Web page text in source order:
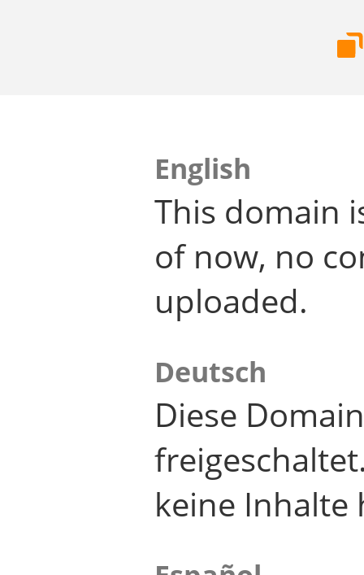
English
This domain
of now, no
uploaded.
Deutsch
Diese
keine Inhalte